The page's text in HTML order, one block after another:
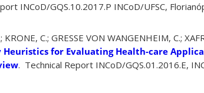
INCoD/GQS.10.2017.P INCoD/UFSC,
C.; GRESSE VON WANGENHEIM, C.;
for Evaluating Health-care
. Technical Report INCoD/GQS.01.2016.E,